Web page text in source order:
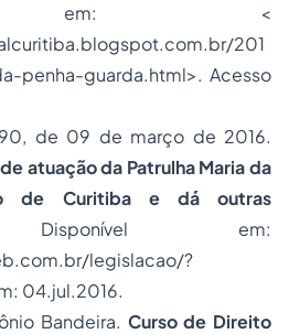
em: <
201
penha-guarda.html>. Acesso
de 09 de março de 2016.
atuação da Patrulha Maria da
de Curitiba e dá outras
em:
legislacao/?
04.jul.2016.
Bandeira. Curso de Direito